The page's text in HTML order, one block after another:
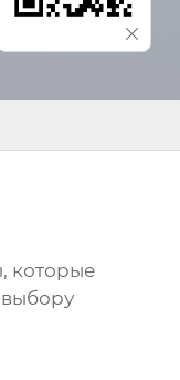
которые